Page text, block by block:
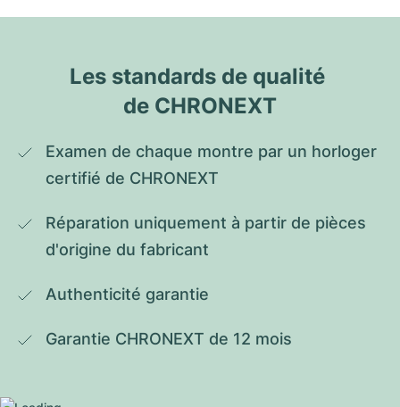
Les standards de qualité
de CHRONEXT
Examen de chaque montre par un horloger
certifié de CHRONEXT
Réparation uniquement à partir de pièces
d'origine du fabricant
Authenticité garantie
Garantie CHRONEXT de 12 mois